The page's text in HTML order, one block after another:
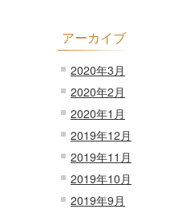
アーカイブ
2020年3月
2020年2月
2020年1月
2019年12月
2019年11月
2019年10月
2019年9月